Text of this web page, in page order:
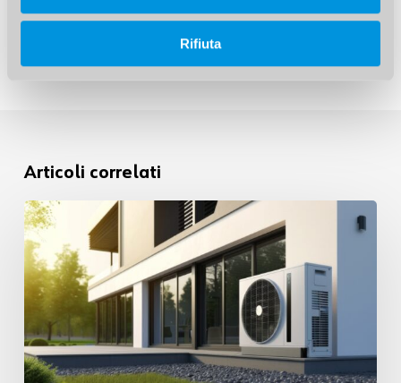
Rifiuta
Articoli correlati